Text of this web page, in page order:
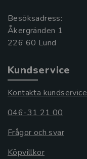
Besöksadress:
Åkergränden 1
Kundservice
Kontakta kundservice
046-31 21 00
Frågor och svar
Köpvillkor